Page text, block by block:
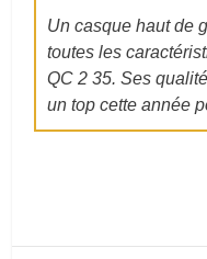
Un casque haut de
toutes les
QC 2 35. Ses
un top cette année